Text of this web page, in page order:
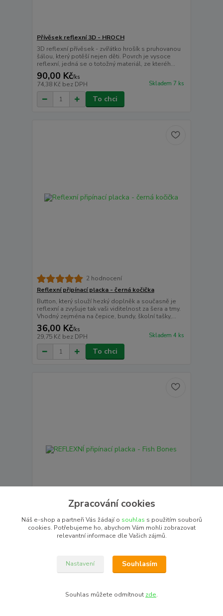
Přívěsek reflexní 3D - HROCH
3D reflexní přívěsek - zvířátko hrošík s pruhovanou
šálou, který potěší nejen děti. Povrch je vysoce
reflexní, jedná se o totožný materiál, ze kteréh...
90,00 Kč/ks
74,38 Kč bez DPH Skladem 7 ks
To chci
2 hodnocení
Reflexní připínací placka - černá kočička
Button, který slouží hezký doplněk a současně je
reflexní a zvyšuje tak vaši viditelnost za šera a tmy.
Vhodný zejména na čepice, bundy, školní tašky,...
36,00 Kč/ks
29,75 Kč bez DPH Skladem 4 ks
To chci
REFLEXNÍ připínací placka - Fish Bones
současně je reflexní a zvyšuje tak vaši viditelnost za
36,00 Kč
Detail
Zpracování cookies
Náš e-shop a partneři Vás žádají o souhlas s použitím souborů
cookies. Potřebujeme ho, abychom Vám mohli zobrazovat
relevantní informace dle Vašich zájmů.
Nastavení Souhlasím
Souhlas můžete odmítnout zde.